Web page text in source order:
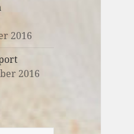
2016
2016